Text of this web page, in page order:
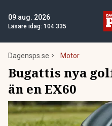
09 aug. 2026
Läsare idag: 104 335
Dagensps.se Motor
Bugattis nya
än en EX60